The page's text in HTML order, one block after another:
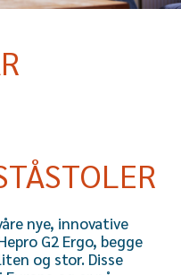
nye, innovative
G2 Ergo, begge
og stor. Disse